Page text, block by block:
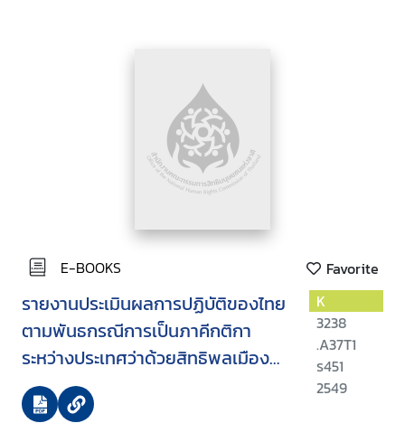
E-BOOKS Favorite
รายงานประเมินผลการปฏิบัติของไทย
ตามพันธกรณีการเป็นภาคีกติกา
ระหว่างประเทศว่าด้วยสิทธิพลเมือง
และสิทธิทางการเมืองกับรัฐธรรมนูญ
แห่งราชอาณาจักรไทย พ.ศ. 2540
K
3238
.A37T1
ร451
2549